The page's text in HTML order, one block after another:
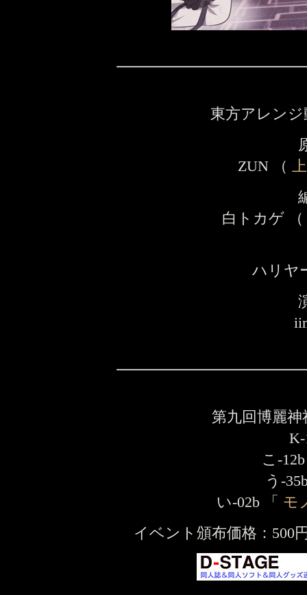
東方アレン
ZUN （
白トカゲ （
ハリヤ
第九回博麗神
K-
こ-
う-
い-02b 「 モ
イベント頒布価格：500